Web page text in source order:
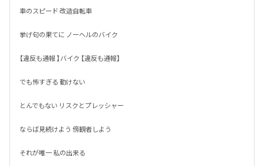
車のスピード 改造自転車
挙げ句の果てに ノーヘルのバイク
【違反も通報 】バイク 【違反も通報】
でも怖すぎる 動けない
とんでもない リスクとプレッシャー
ならば見続けよう 傍観者しよう
それが唯一 私の出来る